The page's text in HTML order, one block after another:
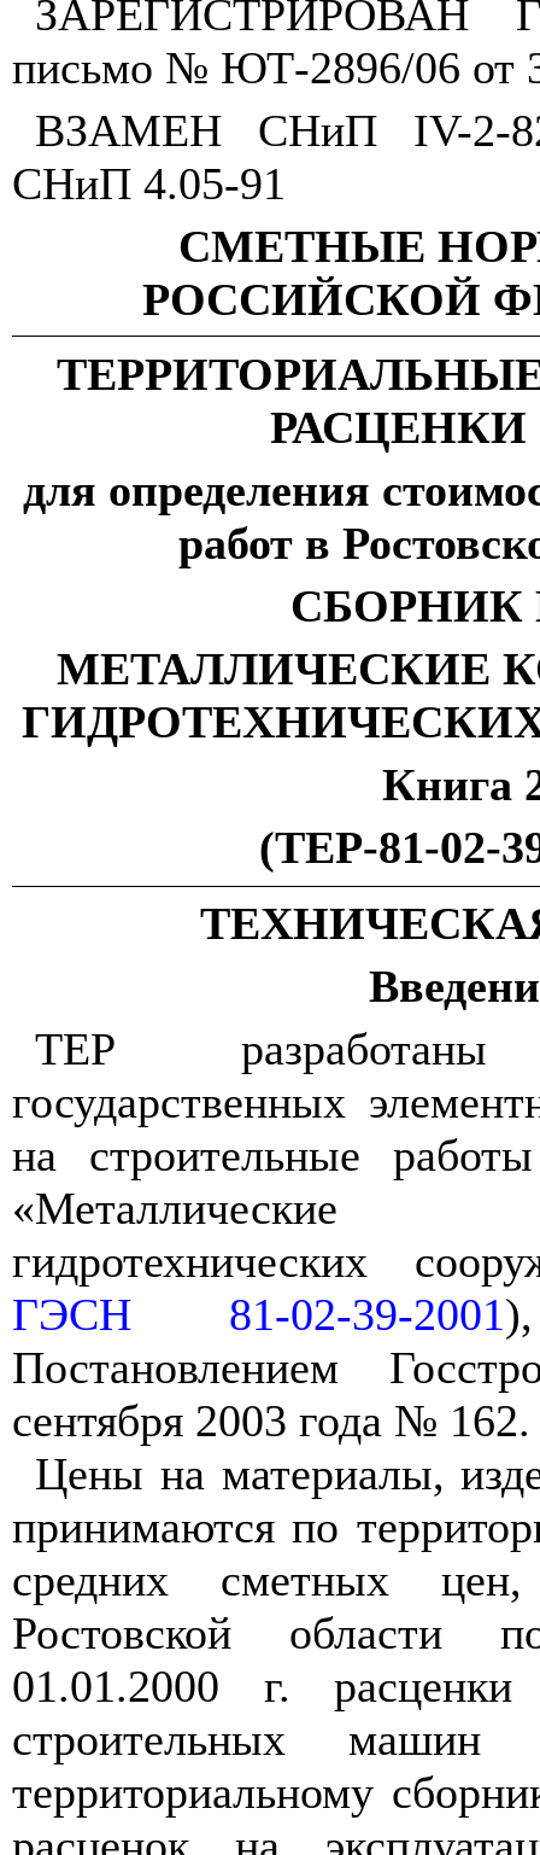
ЗАРЕГИСТРИРОВАН
письмо № ЮТ-2896/06 от
ВЗАМЕН СНиП IV-2-
СНиП 4.05-91
СМЕТНЫЕ
РОССИЙСКОЙ
РАСЦЕНКИ
для определения
работ в
СБОРНИК
МЕТАЛЛИЧЕСКИЕ
Книга
(ТЕР-81-02-
ТЕР
государственных
на строительные
«Металлические
гидротехнических
ГЭСН 81-02-39-2001
Постановлением
сентября 2003 года № 162.
Цены на материалы,
принимаются по
средних сметных
Ростовской области
01.01.2000 г.
строительных машин
территориальному